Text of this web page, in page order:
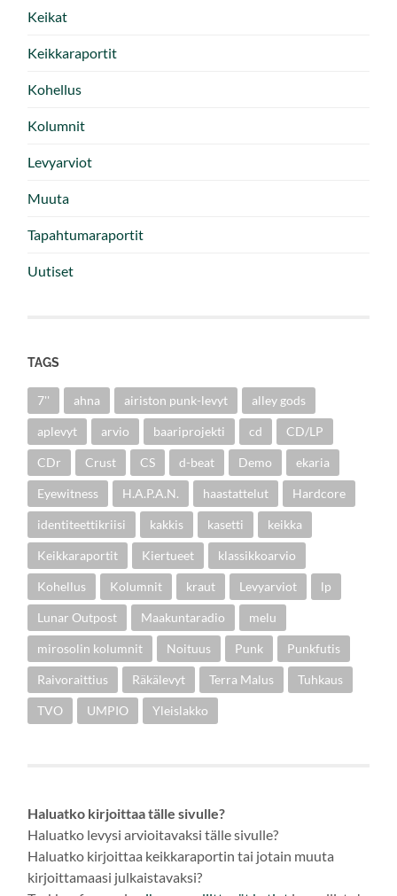
Keikat
Keikkaraportit
Kohellus
Kolumnit
Levyarviot
Muuta
Tapahtumaraportit
Uutiset
TAGS
7'' ahna airiston punk-levyt alley gods
aplevyt arvio baariprojekti cd CD/LP
CDr Crust CS d-beat Demo ekaria
Eyewitness H.A.P.A.N. haastattelut Hardcore
identiteettikriisi kakkis kasetti keikka
Keikkaraportit Kiertueet klassikkoarvio
Kohellus Kolumnit kraut Levyarviot lp
Lunar Outpost Maakuntaradio melu
mirosolin kolumnit Noituus Punk Punkfutis
Raivoraittius Räkälevyt Terra Malus Tuhkaus
TVO UMPIO Yleislakko
Haluatko kirjoittaa tälle sivulle?
Haluatko levysi arvioitavaksi tälle sivulle?
Haluatko kirjoittaa keikkaraportin tai jotain muuta
kirjoittamaasi julkaistavaksi?